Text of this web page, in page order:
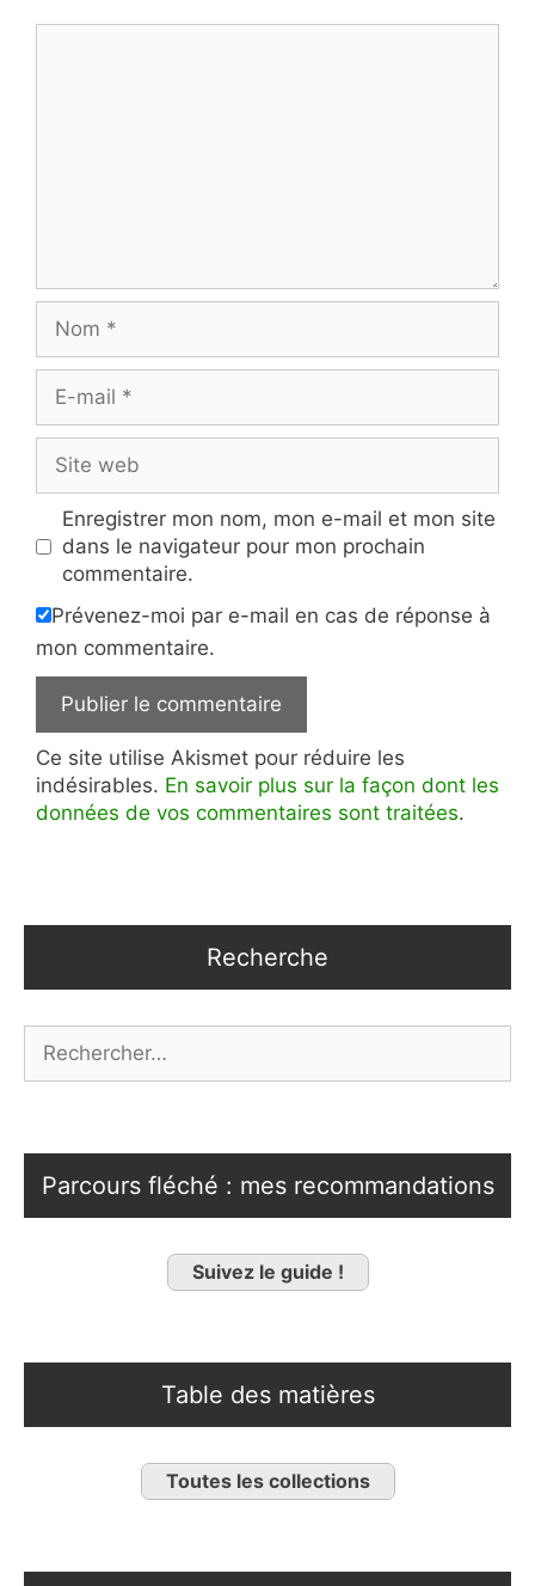
mail
web
Enregistrer mon nom, mon e-mail et mon site
dans le navigateur pour mon prochain
commentaire.
Prévenez-moi par e-mail en cas de réponse à
mon commentaire.
Ce site utilise Akismet pour réduire les
indésirables. En savoir plus sur la façon dont les
données de vos commentaires sont traitées.
Recherche
Parcours fléché : mes recommandations
Suivez le guide !
Table des matières
Toutes les collections